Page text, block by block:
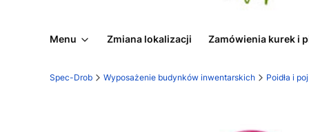
Menu Zmiana lokalizacji Zamówienia kurek i
Spec-Drob Wyposażenie budynków inwentarskich Poidła i